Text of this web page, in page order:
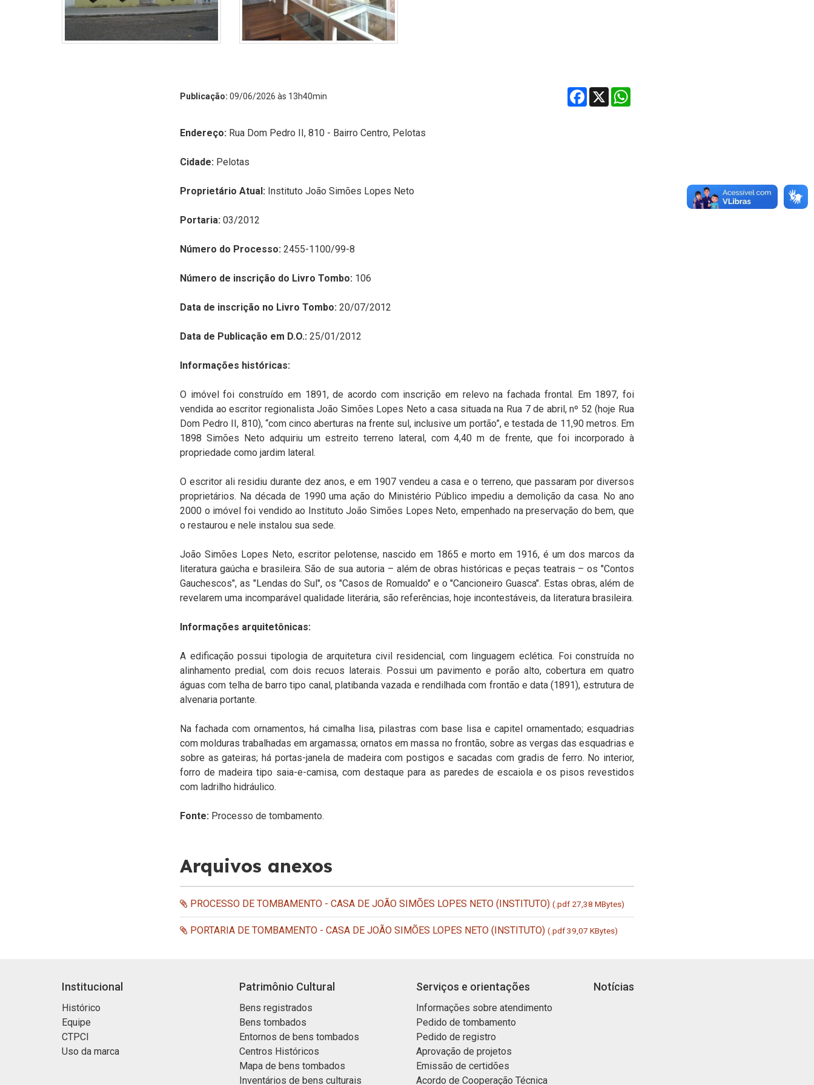
Publicação: 09/06/2026 às 13h40min Facebook
X
Endereço: Rua Dom Pedro II, 810 - Bairro Centro, Pelotas
Cidade: Pelotas
Proprietário Atual: Instituto João Simões Lopes Neto
Portaria: 03/2012
Número do Processo: 2455-1100/99-8
Número de inscrição do Livro Tombo: 106
Data de inscrição no Livro Tombo: 20/07/2012
Data de Publicação em D.O.: 25/01/2012
Informações históricas:
O imóvel foi construído em 1891, de acordo com inscrição em relevo na fachada frontal. Em 1897, foi
vendida ao escritor regionalista João Simões Lopes Neto a casa situada na Rua 7 de abril, nº 52 (hoje Rua
Dom Pedro II, 810), “com cinco aberturas na frente sul, inclusive um portão”, e testada de 11,90 metros. Em
1898 Simões Neto adquiriu um estreito terreno lateral, com 4,40 m de frente, que foi incorporado à
propriedade como jardim lateral.
O escritor ali residiu durante dez anos, e em 1907 vendeu a casa e o terreno, que passaram por diversos
proprietários. Na década de 1990 uma ação do Ministério Público impediu a demolição da casa. No ano
2000 o imóvel foi vendido ao Instituto João Simões Lopes Neto, empenhado na preservação do bem, que
o restaurou e nele instalou sua sede.
João Simões Lopes Neto, escritor pelotense, nascido em 1865 e morto em 1916, é um dos marcos da
literatura gaúcha e brasileira. São de sua autoria – além de obras históricas e peças teatrais – os "Contos
Gauchescos", as "Lendas do Sul", os "Casos de Romualdo" e o "Cancioneiro Guasca". Estas obras, além de
revelarem uma incomparável qualidade literária, são referências, hoje incontestáveis, da literatura brasileira.
Informações arquitetônicas:
A edificação possui tipologia de arquitetura civil residencial, com linguagem eclética. Foi construída no
alinhamento predial, com dois recuos laterais. Possui um pavimento e porão alto, cobertura em quatro
águas com telha de barro tipo canal, platibanda vazada e rendilhada com frontão e data (1891), estrutura de
alvenaria portante.
Na fachada com ornamentos, há cimalha lisa, pilastras com base lisa e capitel ornamentado; esquadrias
com molduras trabalhadas em argamassa; ornatos em massa no frontão, sobre as vergas das esquadrias e
sobre as gateiras; há portas-janela de madeira com postigos e sacadas com gradis de ferro. No interior,
forro de madeira tipo saia-e-camisa, com destaque para as paredes de escaiola e os pisos revestidos
com ladrilho hidráulico.
Fonte: Processo de tombamento.
Arquivos anexos
PROCESSO DE TOMBAMENTO - CASA DE JOÃO SIMÕES LOPES NETO (INSTITUTO) (.pdf 27,38 MBytes)
PORTARIA DE TOMBAMENTO - CASA DE JOÃO SIMÕES LOPES NETO (INSTITUTO) (.pdf 39,07 KBytes)
Institucional
Histórico
Equipe
CTPCI
Uso da marca
Patrimônio Cultural
Bens registrados
Bens tombados
Entornos de bens tombados
Centros Históricos
Mapa de bens tombados
Inventários de bens culturais
Serviços e orientações
Informações sobre atendimento
Pedido de tombamento
Pedido de registro
Aprovação de projetos
Emissão de certidões
Acordo de Cooperação Técnica
Notícias